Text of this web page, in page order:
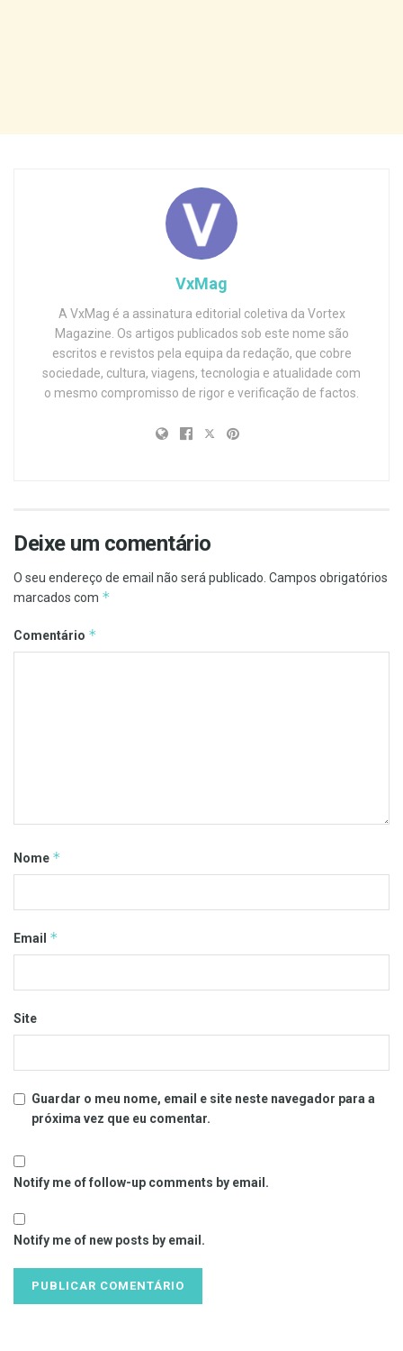
VxMag
A VxMag é a assinatura editorial coletiva da Vortex
Magazine. Os artigos publicados sob este nome são
escritos e revistos pela equipa da redação, que cobre
sociedade, cultura, viagens, tecnologia e atualidade com
o mesmo compromisso de rigor e verificação de factos.
Deixe um comentário
O seu endereço de email não será publicado. Campos obrigatórios
marcados com *
Comentário *
Nome *
Email *
Site
Guardar o meu nome, email e site neste navegador para a
próxima vez que eu comentar.
Notify me of follow-up comments by email.
Notify me of new posts by email.